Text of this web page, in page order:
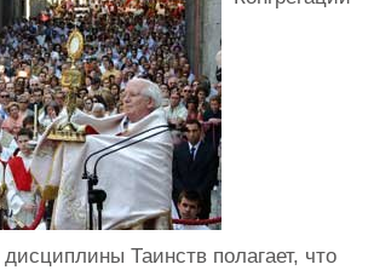
Таинств полагает, что